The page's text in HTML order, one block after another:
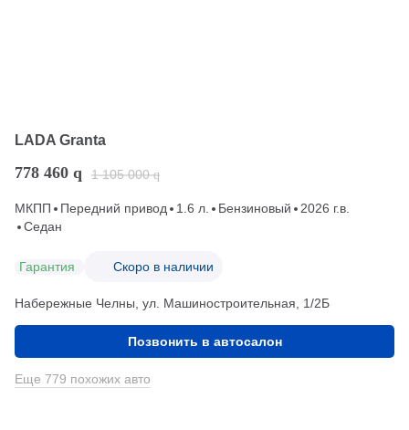
LADA Granta
778 460 q 1 105 000 q
МКПП Передний привод 1.6 л. Бензиновый
2026 г.в.
Седан
Гарантия Скоро в наличии
Набережные Челны, ул. Машиностроительная, 1/2Б
Позвонить в автосалон
Еще 779 похожих авто